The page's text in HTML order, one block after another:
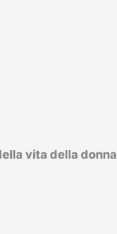
vita della donna